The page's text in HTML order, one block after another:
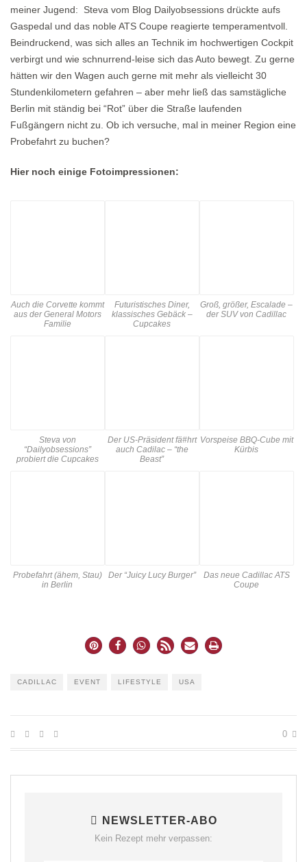
meiner Jugend: Steva vom Blog Dailyobsessions drückte aufs
Gaspedal und das noble ATS Coupe reagierte temperamentvoll.
Beindruckend, was sich alles an Technik im hochwertigen Cockpit
verbirgt und wie schnurrend-leise sich das Auto bewegt. Zu gerne
hätten wir den Wagen auch gerne mit mehr als vielleicht 30
Stundenkilometern gefahren – aber mehr ließ das samstägliche
Berlin mit ständig bei “Rot” über die Straße laufenden
Fußgängern nicht zu. Ob ich versuche, mal in meiner Region eine
Probefahrt zu buchen?
Hier noch einige Fotoimpressionen:
Auch die Corvette kommt
aus der General Motors
Familie
Futuristisches Diner,
klassisches Gebäck –
Cupcakes
Groß, größer, Escalade –
der SUV von Cadillac
Steva von
“Dailyobsessions”
probiert die Cupcakes
Der US-Präsident fä#hrt
auch Cadilac – “the
Beast”
Vorspeise BBQ-Cube mit
Kürbis
Probefahrt (ähem, Stau)
in Berlin
Der “Juicy Lucy Burger”
Das neue Cadillac ATS
Coupe
CADILLAC EVENT LIFESTYLE USA
0
NEWSLETTER-ABO
Kein Rezept mehr verpassen: